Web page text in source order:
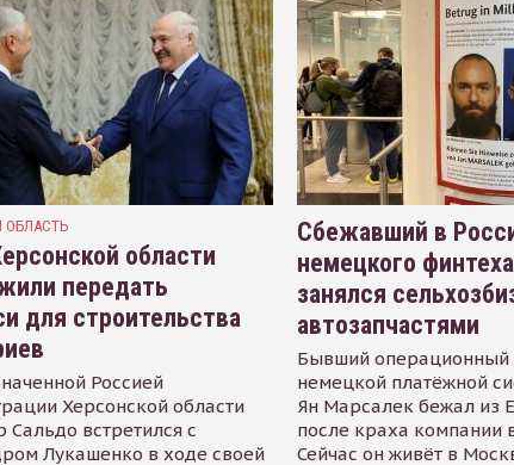
ОБЛАСТЬ
области
передать
для строительства
Россией
Херсонской области
Сальдо встретился с
Лукашенко в ходе своей
Сбежавший в
немецкого
занялся
автозапчастями
Бывший операционный
немецкой платёжной
Ян Марсалек бежал из
после краха компании
Сейчас он живёт в